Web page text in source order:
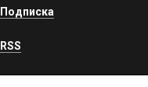
Подписка
RSS